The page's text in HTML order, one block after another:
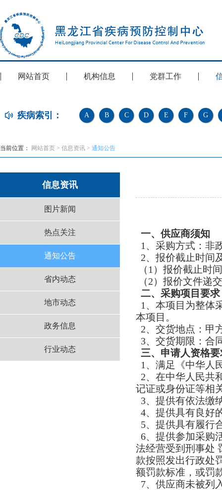
网站首页 机构信息 党群工作
疾病索引： A B C D E F G
当前位置： 网站首页 > 信息资讯 > 通知公告
信息资讯
图片新闻
热点关注
通知公告
省内动态
地市动态
政务信息
行业动态
一、供应商须知
1、采购方式：非
2、报价截止时间
（1）报价截止时
（2）报价文件递
二、采购项目 要求
1、本项目为整体
本项目。
2、交货地点：甲
3、交货期限：合
三、申请人资格
1、满足《中华人
2、在中华人民共
记证或身份证等相
3、提供有依法缴
4、提供具有良好
5、提供具有履行
6、提供参加采购
法经营受到刑事处
款按照发出行政处
额罚款标准，或罚
7、供应商未被列